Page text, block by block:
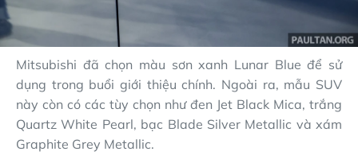
Mitsubishi đã chọn màu sơn xanh Lunar Blue để sử
dụng trong buổi giới thiệu chính. Ngoài ra, mẫu SUV
này còn có các tùy chọn như đen Jet Black Mica, trắng
Quartz White Pearl, bạc Blade Silver Metallic và xám
Graphite Grey Metallic.